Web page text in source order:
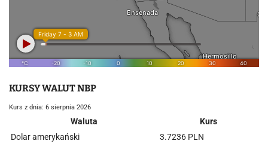
KURSY WALUT NBP
Kurs z dnia: 6 sierpnia 2026
Waluta
Kurs
Dolar amerykański
3.7236 PLN